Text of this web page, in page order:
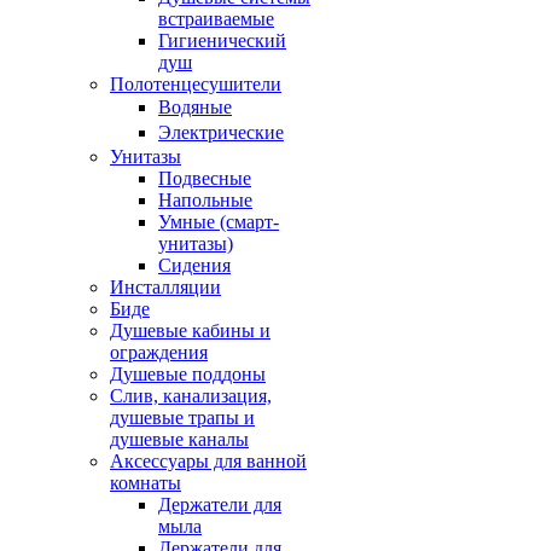
встраиваемые
Гигиенический
душ
Полотенцесушители
ㅤВодяные
ㅤЭлектрические
Унитазы
Подвесные
Напольные
Умные (смарт-
унитазы)
Сидения
Инсталляции
Биде
Душевые кабины и
ограждения
Душевые поддоны
Слив, канализация,
душевые трапы и
душевые каналы
Аксессуары для ванной
комнаты
Держатели для
мыла